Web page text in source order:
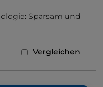
Sparsam und
Vergleichen